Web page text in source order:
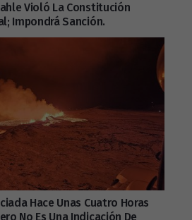
Violó La Constitución
Impondrá Sanción.
Hace Unas Cuatro Horas
No Es Una Indicación De